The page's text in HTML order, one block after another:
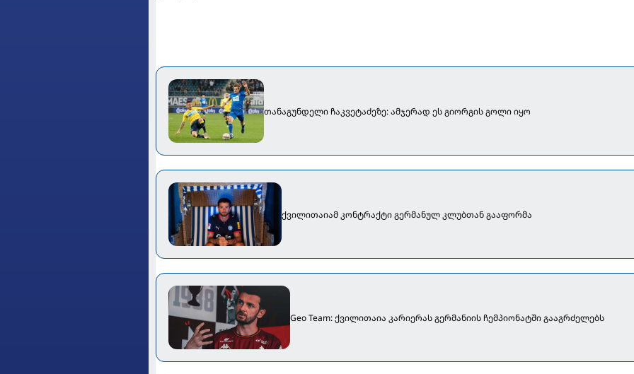
თანაგუნდელი ჩაკვეტაძეზე: ამჯერად ეს გიორგის გოლი იყო
ქვილითაიამ კონტრაქტი გერმანულ კლუბთან გააფორმა
Geo Team: ქვილითაია კარიერას გერმანიის ჩემპიონატში გააგრძელებს